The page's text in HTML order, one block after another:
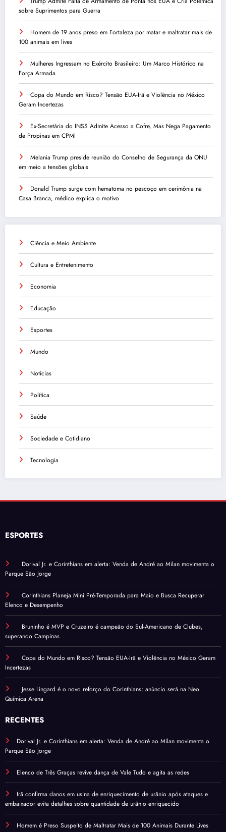
sobre Suprimentos para Guerra
Homem de 19 anos preso em Fortaleza por matar e maltratar mais de
100 animais em lives
Mulheres Ingressam no Exército Brasileiro: Um Marco Histórico na
Força Armada
Copa do Mundo em Risco? Tensão EUA-Irã e Violência no México
Geram Incertezas
Ex-Secretária do INSS Admite Acesso a Cofre, Mas Nega Pagamento
de Propinas em CPMI
Melania Trump preside reunião do Conselho de Segurança da ONU
em meio a tensões globais
Donald Trump surge com hematoma no pescoço em cerimônia na
Casa Branca, médico explica o motivo
Ciência e Meio Ambiente
Cultura e Entretenimento
Economia
Educação
Esportes
Mundo
Notícias
Política
Saúde
Sociedade e Cotidiano
Tecnologia
ESPORTES
Dorival Jr. e Corinthians em alerta: Venda de André ao Milan movimenta o
Parque São Jorge
Corinthians Planeja Mini Pré-Temporada para Maio e Busca Recuperar
Elenco e Desempenho
Bruninho é MVP e Cruzeiro é campeão do Sul-Americano de Clubes,
superando Campinas
Copa do Mundo em Risco? Tensão EUA-Irã e Violência no México Geram
Incertezas
Jesse Lingard é o novo reforço do Corinthians; anúncio será na Neo
Química Arena
RECENTES
Dorival Jr. e Corinthians em alerta: Venda de André ao Milan movimenta o
Parque São Jorge
Elenco de Três Graças revive dança de Vale Tudo e agita as redes
Irã confirma danos em usina de enriquecimento de urânio após ataques e
embaixador evita detalhes sobre quantidade de urânio enriquecido
Homem é Preso Suspeito de Maltratar Mais de 100 Animais Durante Lives